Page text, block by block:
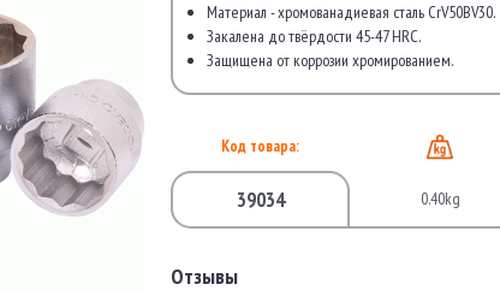
Материал - хромованадиевая сталь CrV50BV30.
Закалена до твёрдости 45-47 HRC.
Защищена от коррозии хромированием.
Код товара:
39034 0.40kg
Отзывы